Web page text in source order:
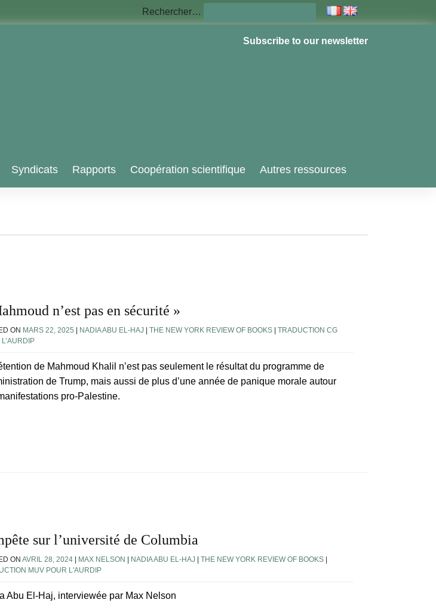
Rechercher…
Subscribe to our newsletter
Syndicats Rapports Coopération scientifique Autres ressources
n’est pas en sécurité »
ON MARS 22, 2025 NADIA ABU EL-HAJ THE NEW YORK REVIEW OF BOOKS
TRADUCTION CG
L’AURDIP
de Mahmoud Khalil n’est pas seulement le résultat du programme de
de Trump, mais aussi de plus d’une année de panique morale autour
pro-Palestine.
sur l’université de Columbia
ON AVRIL 28, 2024 MAX NELSON NADIA ABU EL-HAJ THE NEW YORK REVIEW OF BOOKS
MUV POUR L'AURDIP
Abu El-Haj, interviewée par Max Nelson